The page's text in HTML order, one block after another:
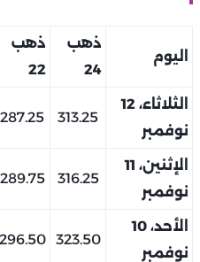
اليوم
ذهب
24
ذهب
22
الثلاثاء، 12
نوفمبر
313.25
287.25
الإثنين، 11
نوفمبر
316.25
289.75
الأحد، 10
نوفمبر
323.50
296.50